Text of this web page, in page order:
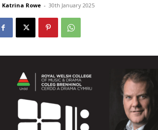
Katrina Rowe - 30th January 2025